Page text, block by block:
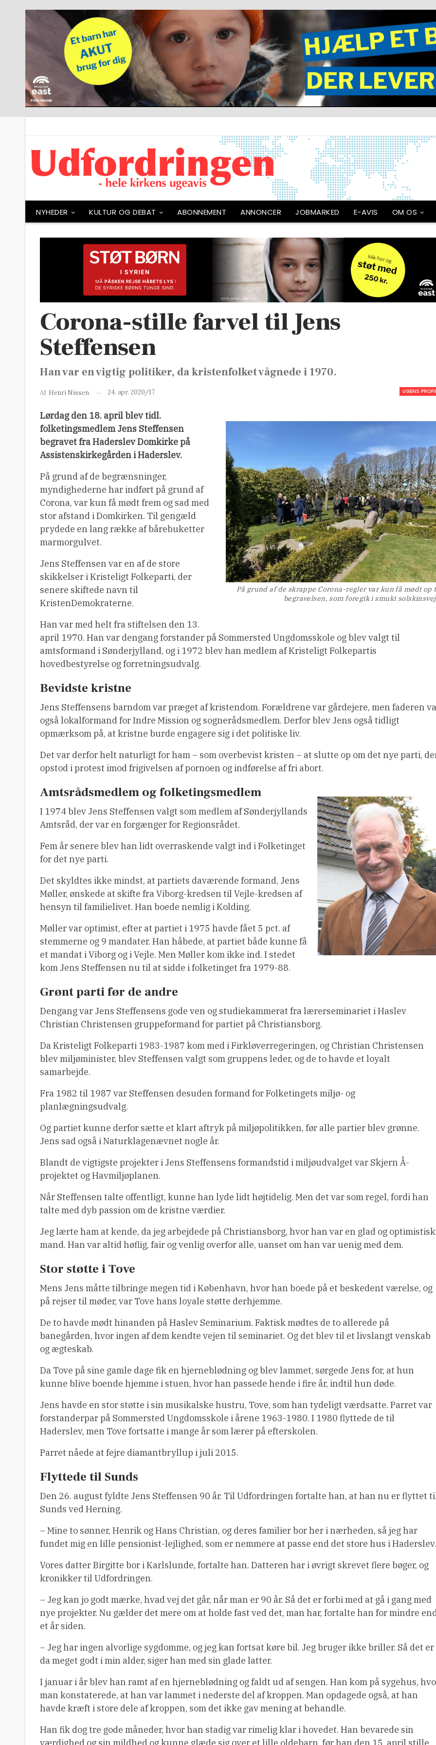
NYHEDER KULTUR OG DEBAT ABONNEMENT ANNONCER JOBMARKED E-AVIS OM OS
Corona-stille farvel til Jens
Steffensen
Han var en vigtig politiker, da kristenfolket vågnede i 1970.
UGENS
Af Henri Nissen 24. apr. 2020/17
På grund af de skrappe Corona-regler var kun få mødt op
begravelsen, som foregik i smukt
Lørdag den 18. april blev tidl.
folketingsmedlem Jens Steffensen
begravet fra Haderslev Domkirke på
Assistenskirkegården i Haderslev.
På grund af de begrænsninger,
myndighederne har indført på grund af
Corona, var kun få mødt frem og sad med
stor afstand i Domkirken. Til gengæld
prydede en lang række af bårebuketter
marmorgulvet.
Jens Steffensen var en af de store
skikkelser i Kristeligt Folkeparti, der
senere skiftede navn til
KristenDemokraterne.
Han var med helt fra stiftelsen den 13.
april 1970. Han var dengang forstander på Sommersted Ungdomsskole og blev valgt til
amtsformand i Sønderjylland, og i 1972 blev han medlem af Kristeligt Folkepartis
hovedbestyrelse og forretningsudvalg.
Bevidste kristne
Jens Steffensens barndom var præget af kristendom. Forældrene var gårdejere, men faderen
også lokalformand for Indre Mission og sognerådsmedlem. Derfor blev Jens også tidligt
opmærksom på, at kristne burde engagere sig i det politiske liv.
Det var derfor helt naturligt for ham – som overbevist kristen – at slutte op om det nye parti,
opstod i protest imod frigivelsen af pornoen og indførelse af fri abort.
Amtsrådsmedlem og folketingsmedlem
I 1974 blev Jens Steffensen valgt som medlem af Sønderjyllands
Amtsråd, der var en forgænger for Regionsrådet.
Fem år senere blev han lidt overraskende valgt ind i Folketinget
for det nye parti.
Det skyldtes ikke mindst, at partiets daværende formand, Jens
Møller, ønskede at skifte fra Viborg-kredsen til Vejle-kredsen af
hensyn til familielivet. Han boede nemlig i Kolding.
Møller var optimist, efter at partiet i 1975 havde fået 5 pct. af
stemmerne og 9 mandater. Han håbede, at partiet både kunne få
et mandat i Viborg og i Vejle. Men Møller kom ikke ind. I stedet
kom Jens Steffensen nu til at sidde i folketinget fra 1979-88.
Grønt parti før de andre
Dengang var Jens Steffensens gode ven og studiekammerat fra lærerseminariet i Haslev
Christian Christensen gruppeformand for partiet på Christiansborg.
Da Kristeligt Folkeparti 1983-1987 kom med i Firkløverregeringen, og Christian Christensen
blev miljøminister, blev Steffensen valgt som gruppens leder, og de to havde et loyalt
samarbejde.
Fra 1982 til 1987 var Steffensen desuden formand for Folketingets miljø- og
planlægningsudvalg.
Og partiet kunne derfor sætte et klart aftryk på miljøpolitikken, før alle partier blev grønne.
Jens sad også i Naturklagenævnet nogle år.
Blandt de vigtigste projekter i Jens Steffensens formandstid i miljøudvalget var Skjern Å-
projektet og Havmiljøplanen.
Når Steffensen talte offentligt, kunne han lyde lidt højtidelig. Men det var som regel, fordi han
talte med dyb passion om de kristne værdier.
Jeg lærte ham at kende, da jeg arbejdede på Christiansborg, hvor han var en glad og optimistisk
mand. Han var altid høflig, fair og venlig overfor alle, uanset om han var uenig med dem.
Stor støtte i Tove
Mens Jens måtte tilbringe megen tid i København, hvor han boede på et beskedent værelse, og
på rejser til møder, var Tove hans loyale støtte derhjemme.
De to havde mødt hinanden på Haslev Seminarium. Faktisk mødtes de to allerede på
banegården, hvor ingen af dem kendte vejen til seminariet. Og det blev til et livslangt venskab
og ægteskab.
Da Tove på sine gamle dage fik en hjerneblødning og blev lammet, sørgede Jens for, at hun
kunne blive boende hjemme i stuen, hvor han passede hende i fire år, indtil hun døde.
Jens havde en stor støtte i sin musikalske hustru, Tove, som han tydeligt værdsatte. Parret var
forstanderpar på Sommersted Ungdomsskole i årene 1963-1980. I 1980 flyttede de til
Haderslev, men Tove fortsatte i mange år som lærer på efterskolen.
Parret nåede at fejre diamantbryllup i juli 2015.
Flyttede til Sunds
Den 26. august fyldte Jens Steffensen 90 år. Til Udfordringen fortalte han, at han nu er flyttet
Sunds ved Herning.
– Mine to sønner, Henrik og Hans Christian, og deres familier bor her i nærheden, så jeg har
fundet mig en lille pensionist-lejlighed, som er nemmere at passe end det store hus i Haderslev.
Vores datter Birgitte bor i Karlslunde, fortalte han. Datteren har i øvrigt skrevet flere bøger, og
kronikker til Udfordringen.
– Jeg kan jo godt mærke, hvad vej det går, når man er 90 år. Så det er forbi med at gå i gang med
nye projekter. Nu gælder det mere om at holde fast ved det, man har, fortalte han for mindre
et år siden.
– Jeg har ingen alvorlige sygdomme, og jeg kan fortsat køre bil. Jeg bruger ikke briller. Så det er
da meget godt i min alder, siger han med sin glade latter.
I januar i år blev han ramt af en hjerneblødning og faldt ud af sengen. Han kom på sygehus,
man konstaterede, at han var lammet i nederste del af kroppen. Man opdagede også, at han
havde kræft i store dele af kroppen, som det ikke gav mening at behandle.
Han fik dog tre gode måneder, hvor han stadig var rimelig klar i hovedet. Han bevarede sin